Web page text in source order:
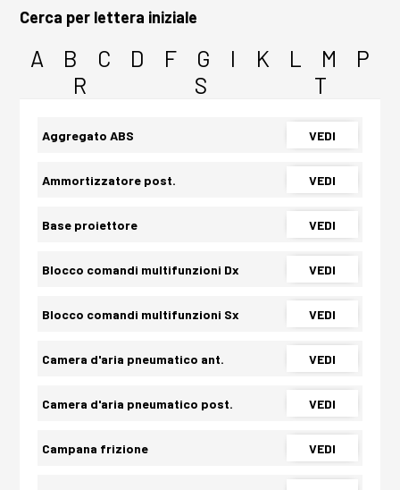
Cerca per lettera iniziale
A B C D F G I K L M
P
R
S T
Aggregato ABS VEDI
Ammortizzatore post. VEDI
Base proiettore VEDI
Blocco comandi multifunzioni Dx VEDI
Blocco comandi multifunzioni Sx VEDI
Camera d'aria pneumatico ant. VEDI
Camera d'aria pneumatico post. VEDI
Campana frizione VEDI